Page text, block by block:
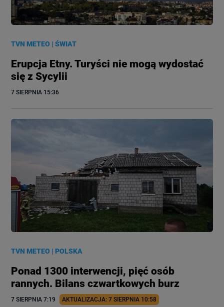
TVN METEO |ŚWIAT
Erupcja Etny. Turyści nie mogą wydostać
się z Sycylii
7 SIERPNIA 15:36
TVN METEO |POLSKA
Ponad 1300 interwencji, pięć osób
rannych. Bilans czwartkowych burz
7 SIERPNIA 7:19 AKTUALIZACJA: 7 SIERPNIA 10:58